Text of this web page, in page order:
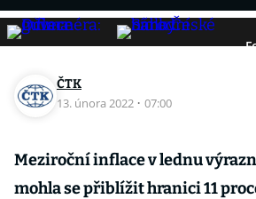
ČTK
13. února 2022 · 07:00
Meziroční inflace v lednu
mohla se přiblížit hranici 11